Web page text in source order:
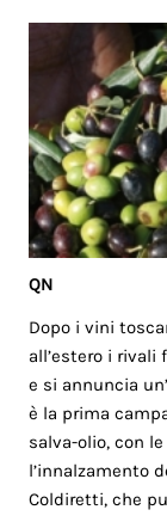
QN
Dopo i vini
all’estero i rivali
e si annuncia
è la prima
salva-olio, con
l’innalzamento
Coldiretti, che